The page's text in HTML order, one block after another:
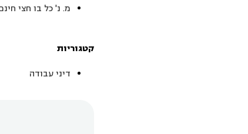
מ. נ' כל בו חצי
קטגוריות
דיני עבודה